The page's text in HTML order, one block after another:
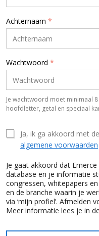
Achternaam *
Wachtwoord *
Je wachtwoord moet minimaal
hoofdletter, getal en speciaal
Ja, ik ga akkoord met de
algemene voorwaarden
Je gaat akkoord dat
database en je informatie
congressen, whitepapers
en de branche waarin je
via ‘mijn profiel’. Afmelden
Meer informatie lees je in de